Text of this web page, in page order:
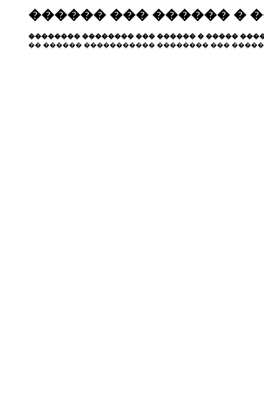
������ ��� ������ �
�������� �������� ��� ������ � �����
�� ������ ����������� �������� ���